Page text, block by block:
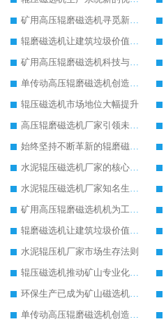
矿用高压辊磨磁选机寻觅新的发展途径
辊磨磁选机让建筑垃圾价值升级
矿用高压辊磨磁选机科技与品质同行
单传动高压辊磨磁选机创造更高价值
辊压磁选机市场地位大幅提升
高压辊磨磁选机厂家引领未来发展
始终坚持不断革新的辊磨磁选机
水泥辊压磁选机厂家的核心竞争力在于产品质量
水泥辊压磁选机厂家知名生产型企业
矿用高压辊磨磁选机机为工业机械增光添彩
辊磨磁选机让建筑垃圾价值升级
水泥辊压机厂家市场生存法则
辊压磁选机推动矿山专业化发展
环保生产已成为矿山磁选机机械的未来发展趋势
单传动高压辊磨磁选机创造更高价值